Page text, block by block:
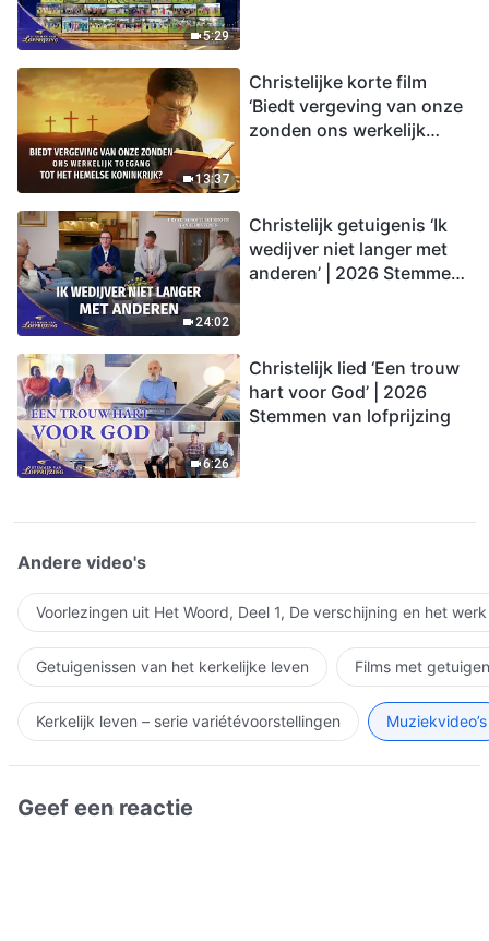
5:29
13:37
Christelijke korte film
‘Biedt vergeving van onze
zonden ons werkelijk
24:02
Christelijk getuigenis ‘Ik
wedijver niet langer met
anderen’ | 2026 Stemmen
6:26
Christelijk lied ‘Een trouw
hart voor God’ | 2026
Stemmen van lofprijzing
Andere video's
Voorlezingen uit Het Woord, Deel 1, De verschijning en het
Getuigenissen van het kerkelijke leven Films met
Kerkelijk leven – serie variétévoorstellingen Muziekvideo’s
Geef een reactie